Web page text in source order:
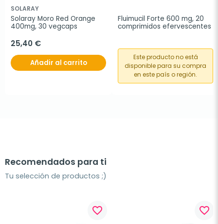
SOLARAY
Solaray Moro Red Orange
400mg, 30 vegcaps
25,40 €
Añadir al carrito
Fluimucil Forte 600 mg, 20
comprimidos efervescentes
Este producto no está
disponible para su compra
en este país o región.
Recomendados para ti
Tu selección de productos ;)
favorite_border favorite_border